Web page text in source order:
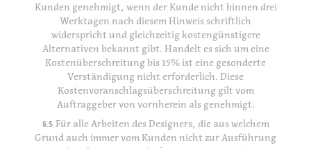
Kunden genehmigt, wenn der Kunde nicht binnen drei
Werktagen nach diesem Hinweis schriftlich
widerspricht und gleichzeitig kostengünstigere
Alternativen bekannt gibt. Handelt es sich um eine
Kostenüberschreitung bis 15% ist eine gesonderte
Verständigung nicht erforderlich. Diese
Kostenvoranschlagsüberschreitung gilt vom
Auftraggeber von vornherein als genehmigt.
6.5 Für alle Arbeiten des Designers, die aus welchem
Grund auch immer vom Kunden nicht zur Ausführung